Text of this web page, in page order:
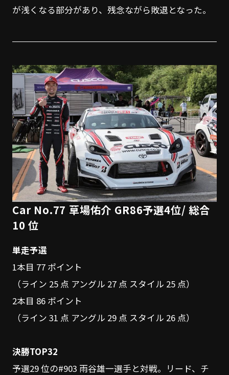
が浅くなる部分があり、残念ながら敗退となった。
Car No.77 草場佑介 GR86予選4位/ 総合
10 位
単走予選
1本目 77 ポイント
（ライン 25 点 アングル 27 点 スタイル 25 点）
2本目 86 ポイント
（ライン 31 点 アングル 29 点 スタイル 26 点）
決勝TOP32
予選29 位の#903 雨谷雄一選手と対戦。リード、チ